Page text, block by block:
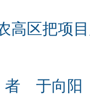
区把项目
于向阳